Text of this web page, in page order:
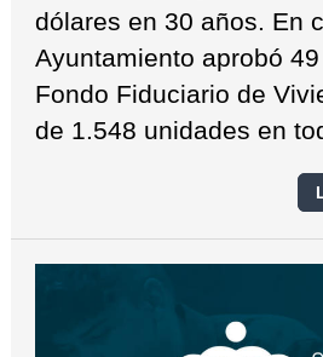
dólares en 30 años. En
Ayuntamiento aprobó
Fondo Fiduciario de
de 1.548 unidades en